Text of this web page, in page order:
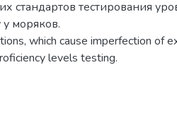
стандартов тестирования
моряков.
which cause imperfection of
levels testing.